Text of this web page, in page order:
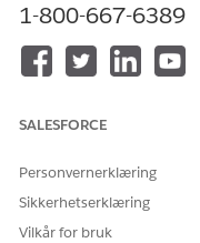
For å opprette
tjenesteområder,
og åpningstider:
SeKonfigurere
Opprett kontoposter
Opprett en
1-800-667-6389
SALESFORCE
Personvernerklæring
Sikkerhetserklæring
Vilkår for bruk